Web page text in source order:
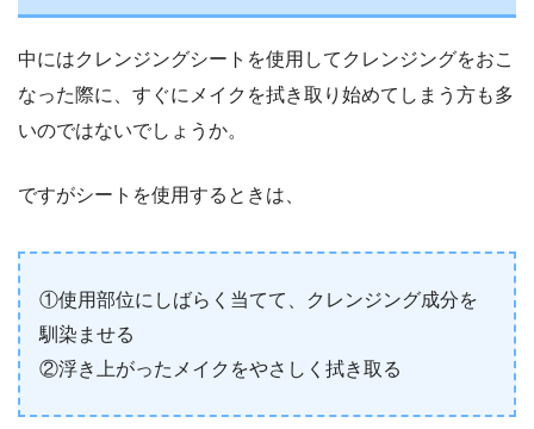
中にはクレンジングシートを使用してクレンジングをおこ
なった際に、すぐにメイクを拭き取り始めてしまう方も多
いのではないでしょうか。
ですがシートを使用するときは、
①使用部位にしばらく当てて、クレンジング成分を
馴染ませる
②浮き上がったメイクをやさしく拭き取る